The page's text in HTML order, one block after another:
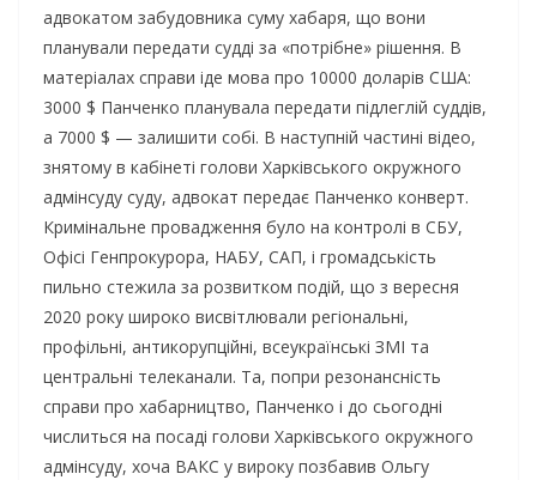
адвокатом забудовника суму хабаря, що вони
планували передати судді за «потрібне» рішення. В
матеріалах справи іде мова про 10000 доларів США:
3000 $ Панченко планувала передати підлеглій суддів,
а 7000 $ — залишити собі. В наступній частині відео,
знятому в кабінеті голови Харківського окружного
адмінсуду суду, адвокат передає Панченко конверт.
Кримінальне провадження було на контролі в СБУ,
Офісі Генпрокурора, НАБУ, САП, і громадськість
пильно стежила за розвитком подій, що з вересня
2020 року широко висвітлювали регіональні,
профільні, антикорупційні, всеукраїнські ЗМІ та
центральні телеканали. Та, попри резонансність
справи про хабарництво, Панченко і до сьогодні
числиться на посаді голови Харківського окружного
адмінсуду, хоча ВАКС у вироку позбавив Ольгу